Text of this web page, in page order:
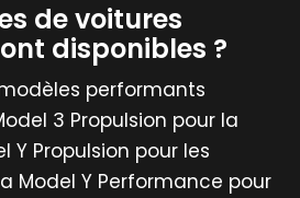
de voitures
disponibles ?
performants
3 Propulsion pour la
Y Propulsion pour les
Model Y Performance pour